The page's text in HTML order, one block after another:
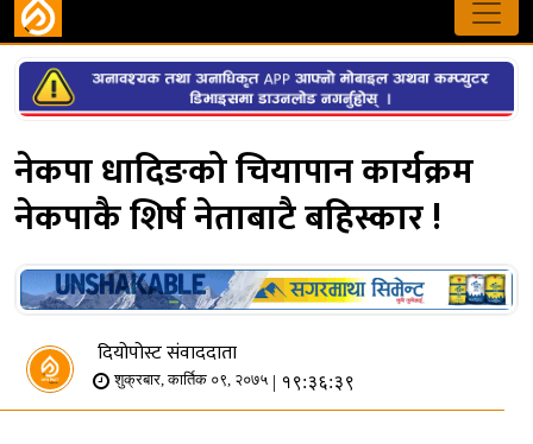
नेकपा धादिङको चियापान कार्यक्रम
नेकपाकै शिर्ष नेताबाटै बहिस्कार !
दियोपोस्ट संवाददाता
शुक्रबार, कार्तिक ०९, २०७५ | १९:३६:३९